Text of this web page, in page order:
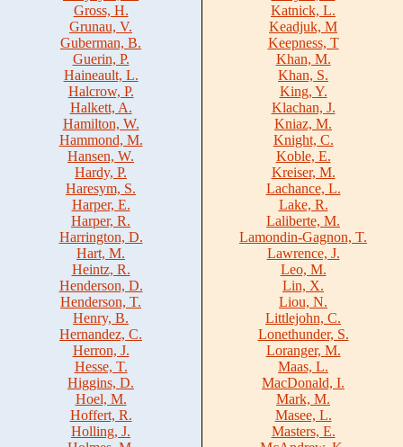
Gross, H.
Grunau, V.
Guberman, B.
Guerin, P.
Haineault, L.
Halcrow, P.
Halkett, A.
Hamilton, W.
Hammond, M.
Hansen, W.
Hardy, P.
Haresym, S.
Harper, E.
Harper, R.
Harrington, D.
Hart, M.
Heintz, R.
Henderson, D.
Henderson, T.
Henry, B.
Hernandez, C.
Herron, J.
Hesse, T.
Higgins, D.
Hoel, M.
Hoffert, R.
Holling, J.
Katnick, L.
Keadjuk, M
Keepness, T
Khan, M.
Khan, S.
King, Y.
Klachan, J.
Kniaz, M.
Knight, C.
Koble, E.
Kreiser, M.
Lachance, L.
Lake, R.
Laliberte, M.
Lamondin-Gagnon, T.
Lawrence, J.
Leo, M.
Lin, X.
Liou, N.
Littlejohn, C.
Lonethunder, S.
Loranger, M.
Maas, L.
MacDonald, I.
Mark, M.
Masee, L.
Masters, E.